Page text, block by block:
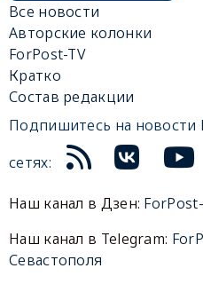
Все новости
Авторские колонки
ForPost-TV
Кратко
Состав редакции
Подпишитесь на новости
сетях:
Наш канал в Дзен:
Наш канал в Telegram:
Севастополя